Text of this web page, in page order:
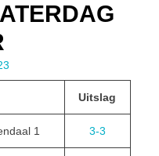
Uitslag
1 3-3